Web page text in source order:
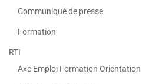
Communiqué de presse
Formation
RTI
Axe Emploi Formation Orientation